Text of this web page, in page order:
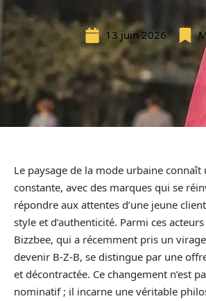
13 juin 2026
Le paysage de la mode urbaine
constante, avec des marques qui se
répondre aux attentes d’une jeune
style et d’authenticité. Parmi ces
Bizzbee, qui a récemment pris un
devenir B-Z-B, se distingue par une
et décontractée. Ce changement n’est
nominatif ; il incarne une véritable